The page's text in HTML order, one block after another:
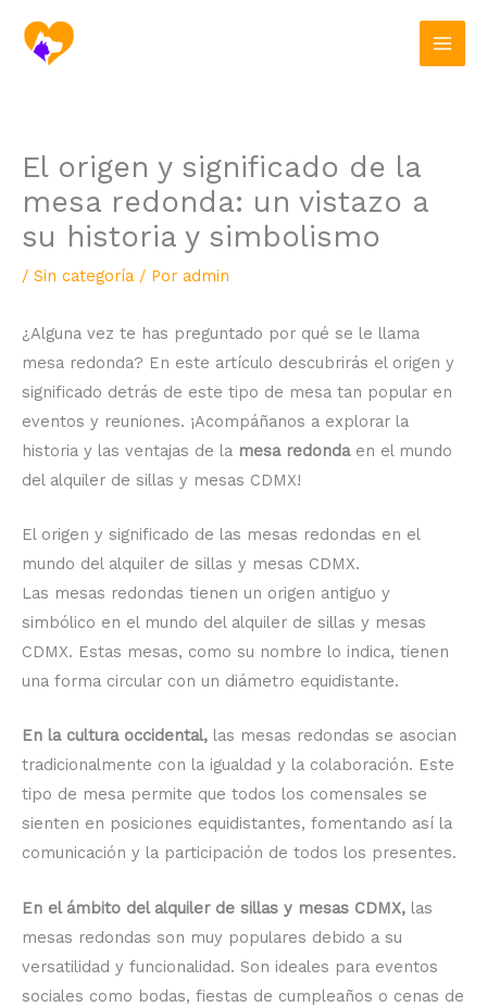
contenido
El origen y significado de la
mesa redonda: un vistazo a
su historia y simbolismo
/ Sin categoría / Por admin
¿Alguna vez te has preguntado por qué se le llama
mesa redonda? En este artículo descubrirás el origen y
significado detrás de este tipo de mesa tan popular en
eventos y reuniones. ¡Acompáñanos a explorar la
historia y las ventajas de la mesa redondaen el mundo
del alquiler de sillas y mesas CDMX!
El origen y significado de las mesas redondas en el
mundo del alquiler de sillas y mesas CDMX.
Las mesas redondas tienen un origen antiguo y
simbólico en el mundo del alquiler de sillas y mesas
CDMX. Estas mesas, como su nombre lo indica, tienen
una forma circular con un diámetro equidistante.
En la cultura occidental, las mesas redondas se asocian
tradicionalmente con la igualdad y la colaboración. Este
tipo de mesa permite que todos los comensales se
sienten en posiciones equidistantes, fomentando así la
comunicación y la participación de todos los presentes.
En el ámbito del alquiler de sillas y mesas CDMX, las
mesas redondas son muy populares debido a su
versatilidad y funcionalidad. Son ideales para eventos
sociales como bodas, fiestas de cumpleaños o cenas de